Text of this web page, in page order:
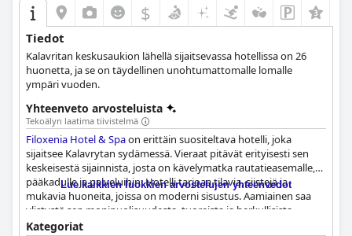
$
Tiedot
Kalavritan keskusaukion lähellä sijaitsevassa hotellissa on 26
huonetta, ja se on täydellinen unohtumattomalle lomalle
ympäri vuoden.
Yhteenveto arvosteluista
Tekoälyn laatima tiivistelmä
Filoxenia Hotel & Spaon erittäin suositeltava hotelli, joka
sijaitsee Kalavrytan sydämessä. Vieraat pitävät erityisesti sen
keskeisestä sijainnista, josta on kävelymatka rautatieasemalle,
pääkadulle ja palveluihin. Hotelli tarjoaa tilavia, siistejä ja
mukavia huoneita, joissa on moderni sisustus. Aamiainen saa
ylistystä sen monipuolisuudesta, tuoreista ja herkullisista
kotitekoisista ruoista sekä mukavasta tunnelmasta.
Lue kaikkien luokkien arvostelujen yhteenvedot
Kategoriat